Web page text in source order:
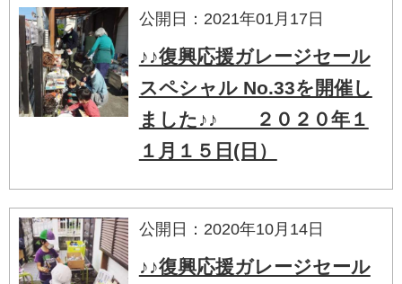
公開日：2021年01月17日
♪♪復興応援ガレージセール
スペシャル No.33を開催し
ました♪♪ ２０２０年１
１月１５日(日）
公開日：2020年10月14日
♪♪復興応援ガレージセール